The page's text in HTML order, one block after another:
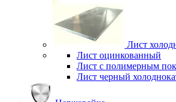
Лист
Лист оцинкованный
Лист с полимерным
Лист черный